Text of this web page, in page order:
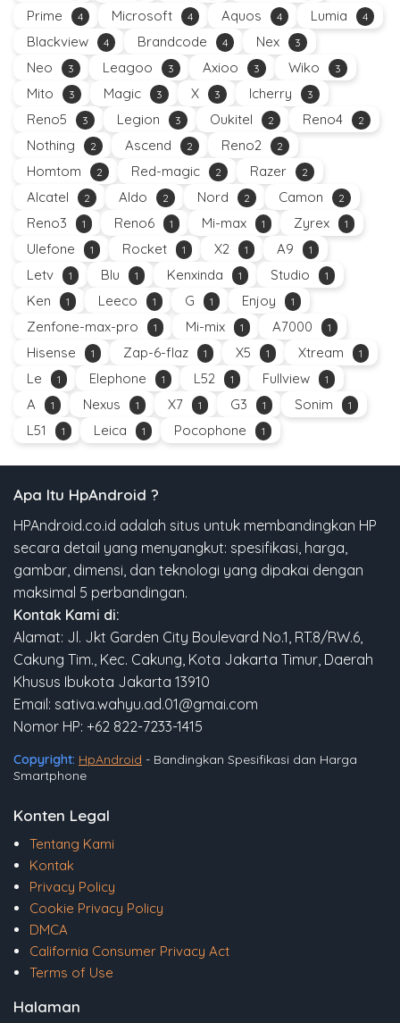
Prime 4 Microsoft 4 Aquos 4 Lumia 4
Blackview 4 Brandcode 4 Nex 3
Neo 3 Leagoo 3 Axioo 3 Wiko 3
Mito 3 Magic 3 X 3 Icherry 3
Reno5 3 Legion 3 Oukitel 2 Reno4 2
Nothing 2 Ascend 2 Reno2 2
Homtom 2 Red-magic 2 Razer 2
Alcatel 2 Aldo 2 Nord 2 Camon 2
Reno3 1 Reno6 1 Mi-max 1 Zyrex 1
Ulefone 1 Rocket 1 X2 1 A9 1
Letv 1 Blu 1 Kenxinda 1 Studio 1
Ken 1 Leeco 1 G 1 Enjoy 1
Zenfone-max-pro 1 Mi-mix 1 A7000 1
Hisense 1 Zap-6-flaz 1 X5 1 Xtream 1
Le 1 Elephone 1 L52 1 Fullview 1
A 1 Nexus 1 X7 1 G3 1 Sonim 1
L51 1 Leica 1 Pocophone 1
Apa Itu HpAndroid ?
HPAndroid.co.id adalah situs untuk membandingkan HP
secara detail yang menyangkut: spesifikasi, harga,
gambar, dimensi, dan teknologi yang dipakai dengan
maksimal 5 perbandingan.
Kontak Kami di:
Alamat: Jl. Jkt Garden City Boulevard No.1, RT.8/RW.6,
Cakung Tim., Kec. Cakung, Kota Jakarta Timur, Daerah
Khusus Ibukota Jakarta 13910
Email: sativa.wahyu.ad.01@gmai.com
Nomor HP: +62 822-7233-1415
Copyright: HpAndroid - Bandingkan Spesifikasi dan Harga
Smartphone
Konten Legal
Tentang Kami
Kontak
Privacy Policy
Cookie Privacy Policy
DMCA
California Consumer Privacy Act
Terms of Use
Halaman